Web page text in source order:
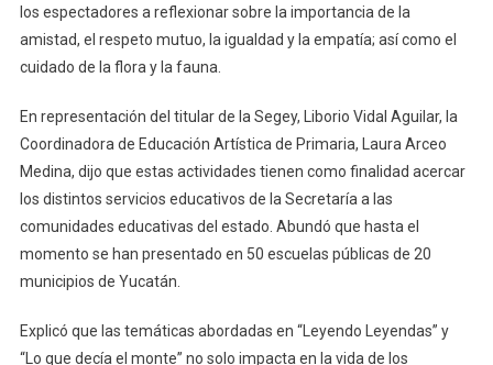
los espectadores a reflexionar sobre la importancia de la
amistad, el respeto mutuo, la igualdad y la empatía; así como el
cuidado de la flora y la fauna.
En representación del titular de la Segey, Liborio Vidal Aguilar, la
Coordinadora de Educación Artística de Primaria, Laura Arceo
Medina, dijo que estas actividades tienen como finalidad acercar
los distintos servicios educativos de la Secretaría a las
comunidades educativas del estado. Abundó que hasta el
momento se han presentado en 50 escuelas públicas de 20
municipios de Yucatán.
Explicó que las temáticas abordadas en “Leyendo Leyendas” y
“Lo que decía el monte” no solo impacta en la vida de los